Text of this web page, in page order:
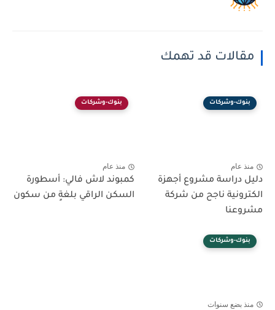
مقالات قد تهمك
بنوك-وشركات
منذ عام
دليل دراسة مشروع أجهزة
الكترونية ناجح من شركة
مشروعنا
بنوك-وشركات
منذ عام
كمبوند لاش فالي: أسطورة
السكن الراقي بلغةٍ من سكون
بنوك-وشركات
منذ بضع سنوات